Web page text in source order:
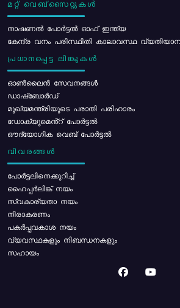
മറ്റ് വെബ്സൈറ്റുകൾ
നാഷണൽ പോർട്ടൽ ഓഫ് ഇന്ത്യ
കേന്ദ്ര വനം പരിസ്ഥിതി കാലാവസ്ഥ
പ്രധാനപ്പെട്ട ലിങ്കുകൾ
ഓൺലൈൻ സേവനങ്ങൾ
ഡാഷ്ബോർഡ്
മുഖ്യമന്ത്രിയുടെ പരാതി പരിഹാരം
ഡോക്യുമെൻ്റ് പോർട്ടൽ
ഔദ്യോഗിക വെബ് പോർട്ടൽ
വിവരങ്ങൾ
പോര്‍ട്ടലിനെക്കുറിച്ച്
ഹൈപ്പർലിങ്ക് നയം
സ്വകാര്യതാ നയം
നിരാകരണം
പകർപ്പവകാശ നയം
വ്യവസ്ഥകളും നിബന്ധനകളും
സഹായം